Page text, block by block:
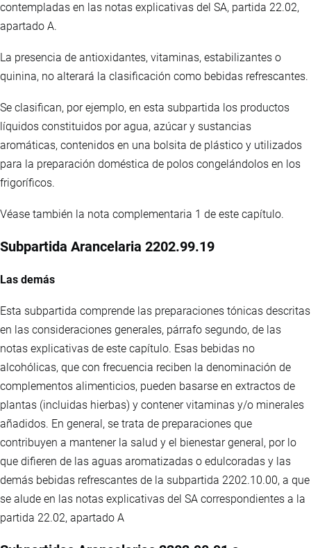
contempladas en las notas explicativas del SA, partida 22.02,
apartado A.
La presencia de antioxidantes, vitaminas, estabilizantes o
quinina, no alterará la clasificación como bebidas refrescantes.
Se clasifican, por ejemplo, en esta subpartida los productos
líquidos constituidos por agua, azúcar y sustancias
aromáticas, contenidos en una bolsita de plástico y utilizados
para la preparación doméstica de polos congelándolos en los
frigoríficos.
Véase también la nota complementaria 1 de este capítulo.
Subpartida Arancelaria 2202.99.19
Las demás
Esta subpartida comprende las preparaciones tónicas descritas
en las consideraciones generales, párrafo segundo, de las
notas explicativas de este capítulo. Esas bebidas no
alcohólicas, que con frecuencia reciben la denominación de
complementos alimenticios, pueden basarse en extractos de
plantas (incluidas hierbas) y contener vitaminas y/o minerales
añadidos. En general, se trata de preparaciones que
contribuyen a mantener la salud y el bienestar general, por lo
que difieren de las aguas aromatizadas o edulcoradas y las
demás bebidas refrescantes de la subpartida 2202.10.00, a que
se alude en las notas explicativas del SA correspondientes a la
partida 22.02, apartado A